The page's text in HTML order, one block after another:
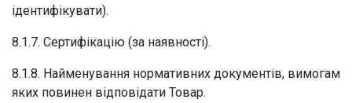
ідентифікувати).
8.1.7. Сертифікацію (за наявності).
8.1.8. Найменування нормативних документів, вимогам
яких повинен відповідати Товар.